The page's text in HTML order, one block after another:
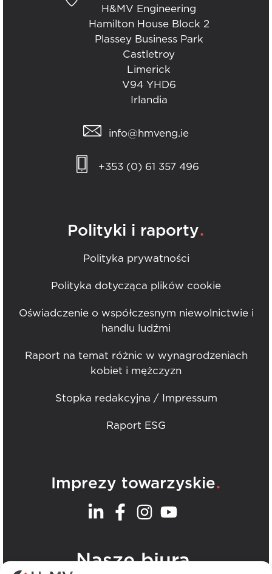
H&MV Engineering
Hamilton House Block 2
Plassey Business Park
Castletroy
Limerick
V94 YHD6
Irlandia
info@hmveng.ie
+353 (0) 61 357 496
Polityki i raporty.
Polityka prywatności
Polityka dotycząca plików cookie
Oświadczenie o współczesnym niewolnictwie i
handlu ludźmi
Raport na temat różnic w wynagrodzeniach
kobiet i mężczyzn
Stopka redakcyjna / Impressum
Raport ESG
Imprezy towarzyskie.
Nasze biura.